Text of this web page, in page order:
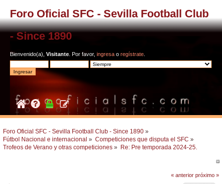
Foro Oficial SFC - Sevilla Football Club
- Since 1890
Bienvenido(a), Visitante . Por favor, ingresa o regístrate
Foro Oficial SFC - Sevilla Football Club - Since 1890 »
Fútbol Nacional e internacional » Competiciones que disputa el SFC »
Trofeos de Verano y otras competiciones » Re: Pre temporada 2024-25.
« anterior próximo »